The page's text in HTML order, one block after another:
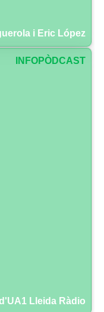
i Eric López
INFOPÒDCAST
Lleida Ràdio